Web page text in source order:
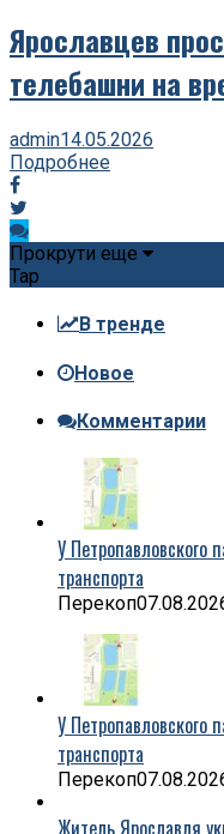
Ярославцев
телебашни на
admin14.05.2026
Подробнее
Прокрути еще
Tap
В тренде
Новое
Комментарии
У Петропавловского
транспорта
Перекоп
У Петропавловского
транспорта
Перекоп